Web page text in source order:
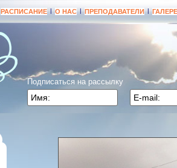
РАСПИСАНИЕ | О НАС | ПРЕПОДАВАТЕЛИ |
Подписаться на рассылку